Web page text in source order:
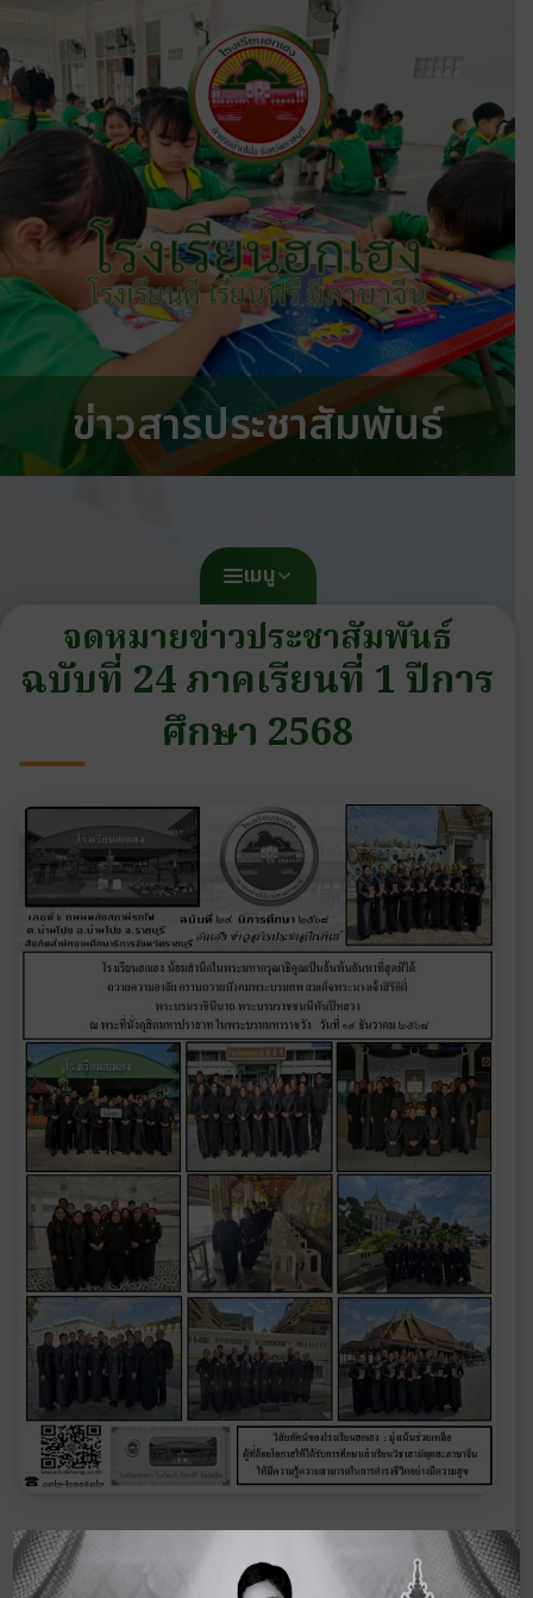
โรงเรียนฮกเฮง
โรงเรียนดี เรียนฟรี มีภาษาจีน
ข่าวสารประชาสัมพันธ์
เมนู
จดหมายข่าวประชาสัมพันธ์
ฉบับที่ 24 ภาคเรียนที่ 1 ปีการ
ศึกษา 2568
‹ ฉบับ
ก่อนหน้า
ดูจดหมายข่าวอื่นๆ
ในปี 2568
ฉบับ
ถัดไป